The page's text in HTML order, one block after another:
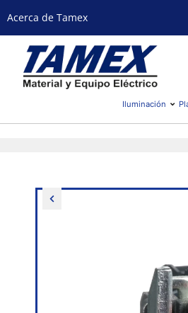
Acerca de Tamex
Iluminación